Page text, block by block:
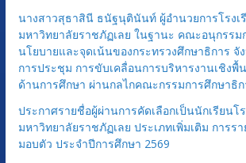
นางสาวสุธาสินี ธนัฐนุตินันท์ ผู้อำนวยการโรงเ
มหาวิทยาลัยราชภัฏเลย ในฐานะ คณะอนุกรรม
นโยบายและจุดเน้นของกระทรวงศึกษาธิการ จั
การประชุม การขับเคลื่อนการบริหารงานเชิง
ด้านการศึกษา ผ่านกลไกคณะกรรมการศึกษาธิก
ประกาศรายชื่อผู้ผ่านการคัดเลือกเป็นนักเรียนโ
มหาวิทยาลัยราชภัฏเลย ประเภทเพิ่มเติม การร
มอบตัว ประจำปีการศึกษา 2569